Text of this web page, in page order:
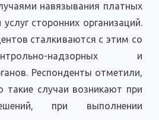
навязывания платных
сторонних организаций.
сталкиваются с этим со
надзорных и
Респонденты отметили,
такие случаи возникают при
при выполнении